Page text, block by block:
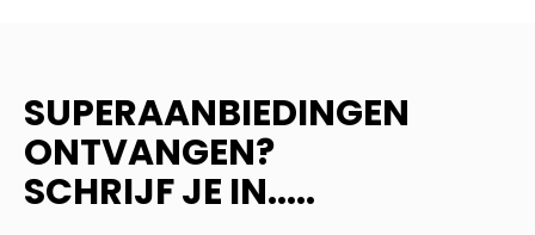
SUPERAANBIEDINGEN
ONTVANGEN?
SCHRIJF JE IN.....